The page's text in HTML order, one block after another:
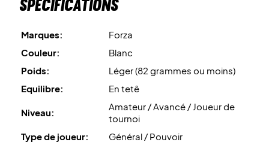
Spécifications
Marques:
Forza
Couleur:
Blanc
Poids:
Léger (82 grammes ou moins)
Equilibre:
En tetê
Niveau:
Amateur / Avancé / Joueur de
tournoi
Type de joueur:
Général / Pouvoir